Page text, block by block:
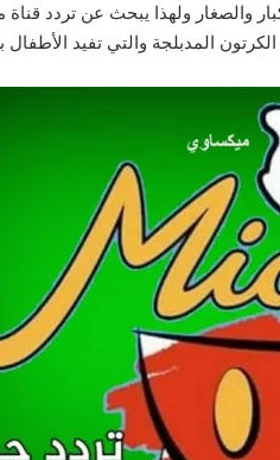
والصغار ولهذا يبحث عن تردد
المدبلجة والتي تفيد